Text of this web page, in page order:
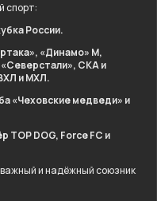
спорт:
России.
«Динамо» М,
СКА и
и МХЛ.
«Чеховские медведи» и
TOP DOG, Force FC и
и надёжный союзник